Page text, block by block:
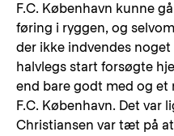
F.C. København kunne
føring i ryggen, og
der ikke indvendes
halvlegs start forsøgte
end bare godt med og et
F.C. København. Det var
Christiansen var tæt på